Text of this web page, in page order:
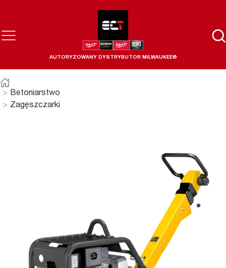
AUTORYZOWANY DYSTRYBUTOR MILWAUKEE®
Betoniarstwo
Zagęszczarki